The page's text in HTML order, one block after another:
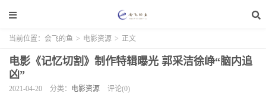
当前位置： 会飞的鱼 > 电影资源 > 正文
电影《记忆切割》制作特辑曝光 郭采洁徐峥“脑内追
凶”
2021-04-20 分类： 电影资源 评论(0)